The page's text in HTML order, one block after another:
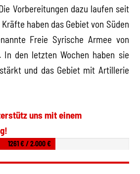
Vorbereitungen dazu laufen seit
haben das Gebiet von Süden
Freie Syrische Armee von
In den letzten Wochen haben sie
und das Gebiet mit Artillerie
uns mit einem
1261 € / 2.000 €